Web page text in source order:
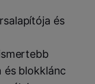
és
és blokklánc